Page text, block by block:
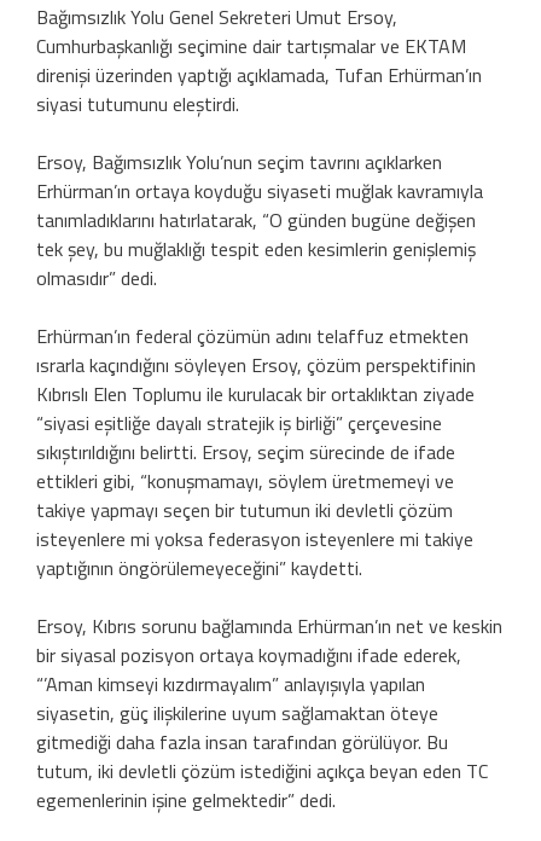
Bağımsızlık Yolu Genel Sekreteri Umut Ersoy,
Cumhurbaşkanlığı seçimine dair tartışmalar ve EKTAM
direnişi üzerinden yaptığı açıklamada, Tufan Erhürman’ın
siyasi tutumunu eleştirdi.
Ersoy, Bağımsızlık Yolu’nun seçim tavrını açıklarken
Erhürman’ın ortaya koyduğu siyaseti muğlak kavramıyla
tanımladıklarını hatırlatarak, “O günden bugüne değişen
tek şey, bu muğlaklığı tespit eden kesimlerin genişlemiş
olmasıdır” dedi.
Erhürman’ın federal çözümün adını telaffuz etmekten
ısrarla kaçındığını söyleyen Ersoy, çözüm perspektifinin
Kıbrıslı Elen Toplumu ile kurulacak bir ortaklıktan ziyade
“siyasi eşitliğe dayalı stratejik iş birliği” çerçevesine
sıkıştırıldığını belirtti. Ersoy, seçim sürecinde de ifade
ettikleri gibi, “konuşmamayı, söylem üretmemeyi ve
takiye yapmayı seçen bir tutumun iki devletli çözüm
isteyenlere mi yoksa federasyon isteyenlere mi takiye
yaptığının öngörülemeyeceğini” kaydetti.
Ersoy, Kıbrıs sorunu bağlamında Erhürman’ın net ve keskin
bir siyasal pozisyon ortaya koymadığını ifade ederek,
“’Aman kimseyi kızdırmayalım” anlayışıyla yapılan
siyasetin, güç ilişkilerine uyum sağlamaktan öteye
gitmediği daha fazla insan tarafından görülüyor. Bu
tutum, iki devletli çözüm istediğini açıkça beyan eden TC
egemenlerinin işine gelmektedir” dedi.